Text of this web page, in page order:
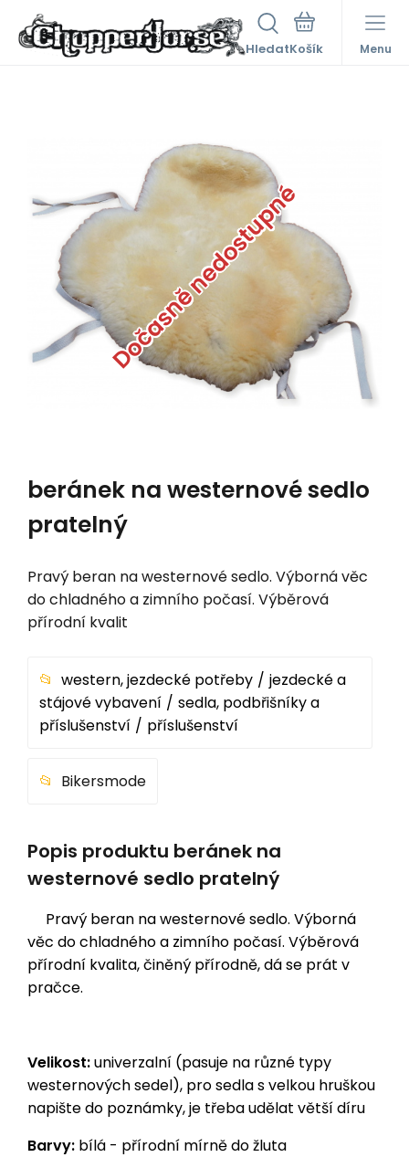
Hledat Menu
Dočasně nedostupné
beránek na westernové sedlo
pratelný
Pravý beran na westernové sedlo. Výborná věc
do chladného a zimního počasí. Výběrová
přírodní kvalit
western, jezdecké potřeby
jezdecké a
stájové vybavení
sedla, podbřišníky a
příslušenství
příslušenství
Bikersmode
Popis produktu beránek na
westernové sedlo pratelný
Pravý beran na westernové sedlo. Výborná
věc do chladného a zimního počasí. Výběrová
přírodní kvalita, činěný přírodně, dá se prát v
pračce.
Velikost:univerzalní (pasuje na různé typy
westernových sedel), pro sedla s velkou hruškou
napište do poznámky, je třeba udělat větší díru
Barvy: bílá - přírodní mírně do žluta